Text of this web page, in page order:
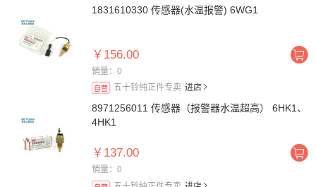
1831610330 传感器(水温报警) 6WG1
￥156.00
销量：0
自营 五十铃纯正件专卖 进店
8971256011 传感器（报警器水温超高） 6HK1、
4HK1
￥137.00
销量：0